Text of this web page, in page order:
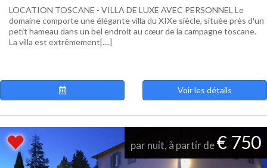
LOCATION TOSCANE - VILLA DE LUXE AVEC PERSONNEL Le
domaine comporte une élégante villa du XIXe siècle, située près d'un
petit hameau dans un bel endroit au cœur de la campagne toscane.
La villa est extrêmement[....]
Voir les détails
par nuit, à partir de€ 750